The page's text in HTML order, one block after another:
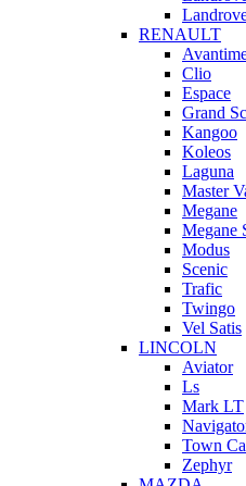
RENAULT
Clio
Espace
Grand
Kangoo
Koleos
Laguna
Master
Megane
Megane
Modus
Scenic
Trafic
Twingo
Vel Satis
LINCOLN
Aviator
Ls
Mark LT
Town
Zephyr